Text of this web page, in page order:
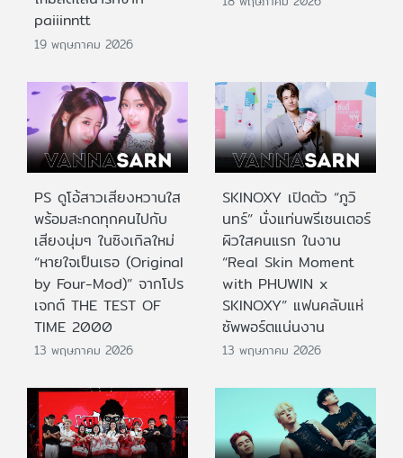
paiiinntt
19 พฤษภาคม 2026
PS ดูโอ้สาวเสียงหวานใส
พร้อมสะกดทุกคนไปกับ
เสียงนุ่มๆ ในซิงเกิลใหม่
“หายใจเป็นเธอ (Original
by Four-Mod)” จากโปร
เจกต์ THE TEST OF
TIME 2000
13 พฤษภาคม 2026
SKINOXY เปิดตัว “ภูวิ
นทร์” นั่งแท่นพรีเซนเตอร์
ผิวใสคนแรก ในงาน
“Real Skin Moment
with PHUWIN x
SKINOXY” แฟนคลับแห่
ซัพพอร์ตแน่นงาน
13 พฤษภาคม 2026